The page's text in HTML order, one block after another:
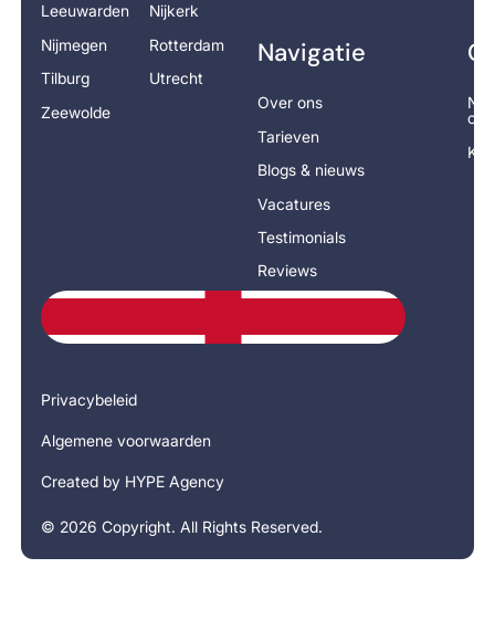
Leeuwarden
Nijkerk
Nijmegen
Rotterdam
Tilburg
Utrecht
Zeewolde
Navigatie
Over ons
Tarieven
Blogs & nieuws
Vacatures
Testimonials
Reviews
op
© 2026 Copyright. All Rights Reserved.
Privacybeleid
Algemene voorwaarden
Created by HYPE Agency